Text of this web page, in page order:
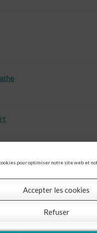
pour optimiser notre site web et
Accepter les cookies
Refuser
d'Argent 2026
Construit avec